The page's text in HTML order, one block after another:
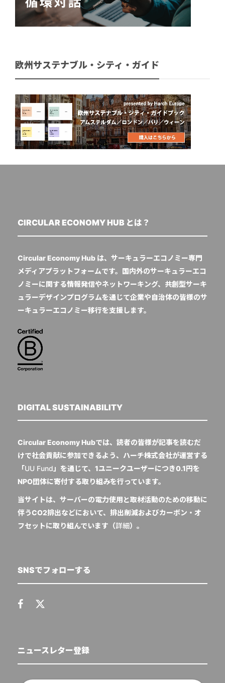
欧州サステナブル・シティ・ガイド
CIRCULAR ECONOMY HUB とは？
Circular Economy Hub は、サーキュラーエコノミー専門
メディアプラットフォームです。国内外のサーキュラーエコ
ノミーに関する情報発信やネットワーキング、共創型サーキ
ュラーデザインプログラムを通じて企業や自治体の皆様のサ
ーキュラーエコノミー移行を支援します。
DIGITAL SUSTAINABILITY
Circular Economy Hubでは、読者の皆様が記事を読むだ
けで社会貢献に参加できるよう、ハーチ株式会社が運営する
「UU Fund 」を通じて、1ユニークユーザーにつき0.1円を
NPO団体に寄付する取り組みを行っています。
当サイトは、サーバーの電力使用と取材活動のための移動に
伴うCO2排出などにおいて、排出削減およびカーボン・オ
フセットに取り組んでいます（詳細）。
SNSでフォローする
ニュースレター登録